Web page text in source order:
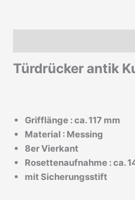
Türdrücker antik
Grifflänge : ca. 117 mm
Material : Messing
8er Vierkant
Rosettenaufnahme : ca.
mit Sicherungsstift